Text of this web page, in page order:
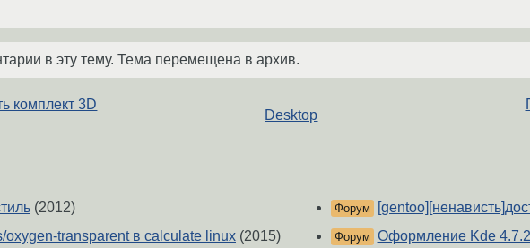
в эту тему. Тема перемещена в архив.
комплект 3D
Desktop
(2012)
oxygen-transparent в calculate linux (2015)
Форум
Форум Оформление Kde